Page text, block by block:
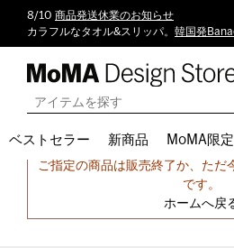
8/10 商品発送休業のお知らせ
カラフルなタオル&スリッパ。 韓国発
ベストセラー 新商品 MoMA限定
申し訳ございま
ご指定の商品は販売終了か、ただ
です。
ホームへ戻